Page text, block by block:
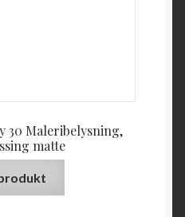
30 Maleribelysning,
matte